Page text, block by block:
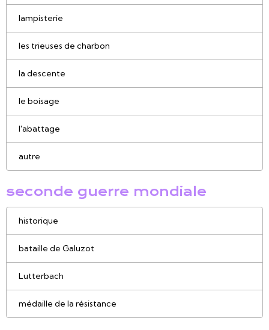
lampisterie
les trieuses de charbon
la descente
le boisage
l'abattage
autre
seconde guerre mondiale
historique
bataille de Galuzot
Lutterbach
médaille de la résistance